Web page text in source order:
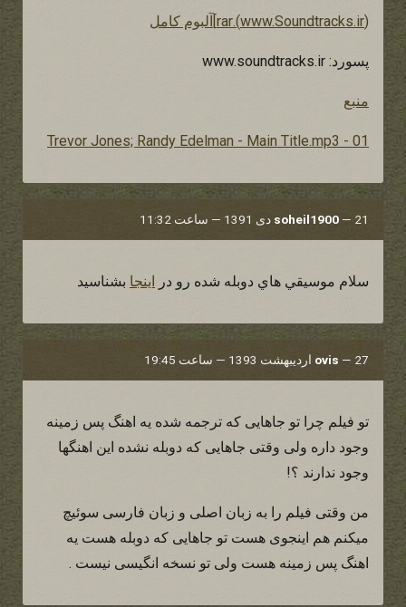
(www.Soundtracks.ir).rar]آلبوم کامل
پسورد: www.soundtracks.ir
منبع
01 - Trevor Jones; Randy Edelman - Main Title.mp3
soheil1900 — 21 دی 1391 — ساعت 11:32
سلام موسيقي هاي دوبله شده رو در اينجا بشناسيد
ovis — 27 اردیبهشت 1393 — ساعت 19:45
تو فیلم چرا تو جاهایی که ترجمه شده یه اهنگ پس زمینه
وجود داره ولی وقتی جاهایی که دوبله نشده این اهنگها
وجود ندارند ؟!
من وقتی فیلم را به زبان اصلی و زبان فارسی سوئیچ
میکنم هم اینجوی هست تو جاهایی که دوبله هست یه
اهنگ پس زمینه هست ولی تو نسخه انگیسی نیست .